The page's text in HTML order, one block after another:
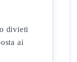
divieti
ai